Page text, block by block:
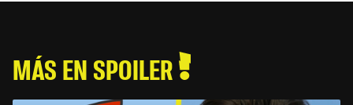
MÁS EN SPOILER